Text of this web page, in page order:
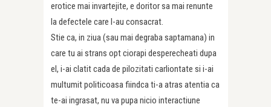
erotice mai invartejite, e doritor sa mai renunte
la defectele care l-au consacrat.
Stie ca, in ziua (sau mai degraba saptamana) in
care tu ai strans opt ciorapi desperecheati dupa
el, i-ai clatit cada de pilozitati carliontate si i-ai
multumit politicoasa fiindca ti-a atras atentia ca
te-ai ingrasat, nu va pupa nicio interactiune